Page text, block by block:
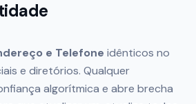
e Telefone idênticos no
e diretórios. Qualquer
algorítmica e abre brecha